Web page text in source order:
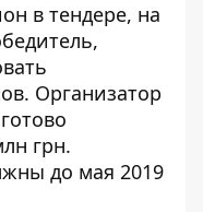
в тендере, на
Организатор
грн.
до мая 2019